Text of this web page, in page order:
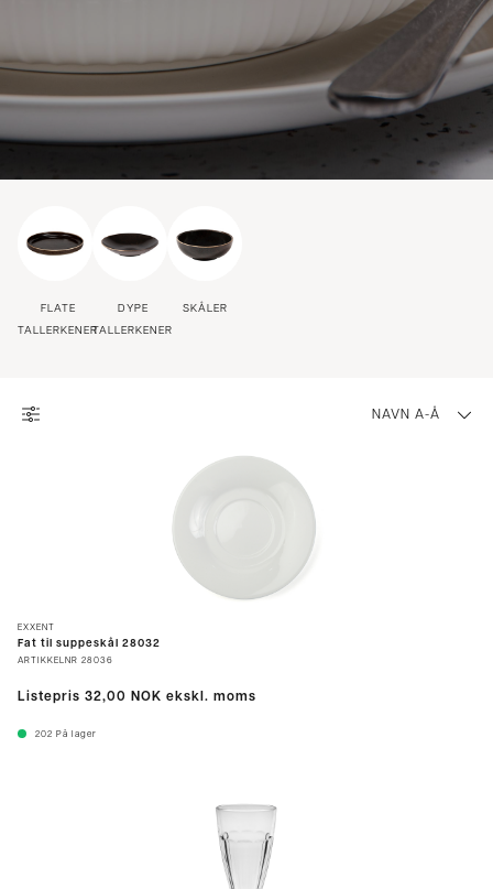
FLATE
TALLERKENER
DYPE
TALLERKENER
SKÅLER
NAVN A-Å
EXXENT
Fat til suppeskål 28032
ARTIKKELNR 28036
Listepris 32,00 NOK ekskl. moms
202 På lager